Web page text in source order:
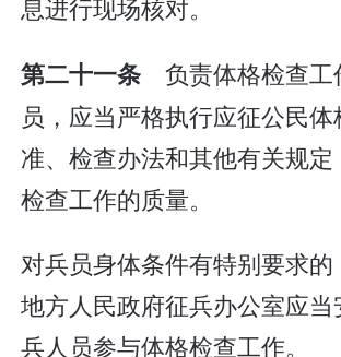
息进行现场核对。
第二十一条 负责体格检查工
员，应当严格执行应征公民
准、检查办法和其他有关规
检查工作的质量。
对兵员身体条件有特别要求
地方人民政府征兵办公室应
兵人员参与体格检查工作。